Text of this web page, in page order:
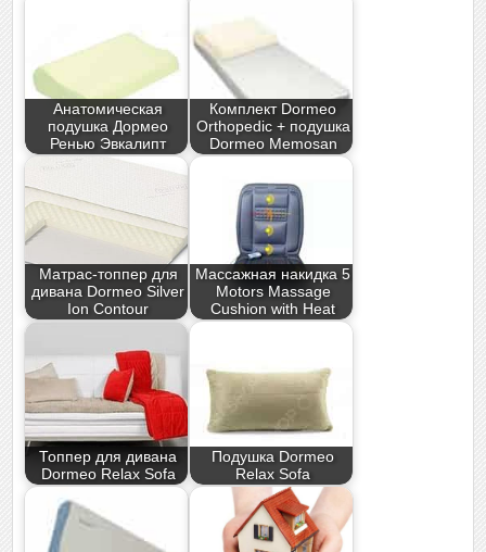
Анатомическая
подушка Дормео
Ренью Эвкалипт
Комплект Dormeo
Orthopedic + подушка
Dormeo Memosan
Матрас-топпер для
дивана Dormeo Silver
Ion Contour
Массажная накидка 5
Motors Massage
Cushion with Heat
Топпер для дивана
Dormeo Relax Sofa
Подушка Dormeo
Relax Sofa